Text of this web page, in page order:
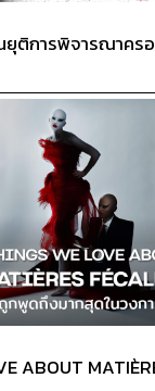
ติการพิจารณาคร
ABOUT